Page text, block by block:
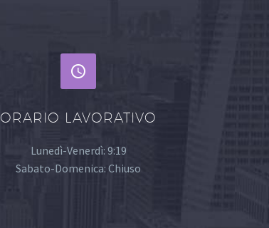


ORARIO LAVORATIVO
Lunedì-Venerdì: 9:19
Sabato-Domenica: Chiuso